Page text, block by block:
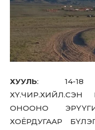
ХУУЛЬ: 14-18
ОНООНО
ХОЁРДУГААР